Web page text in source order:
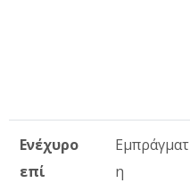
Ενέχυρο
επί
Εμπράγματ
η